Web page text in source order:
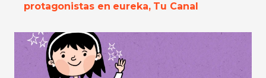
protagonistas en eureka, Tu Canal